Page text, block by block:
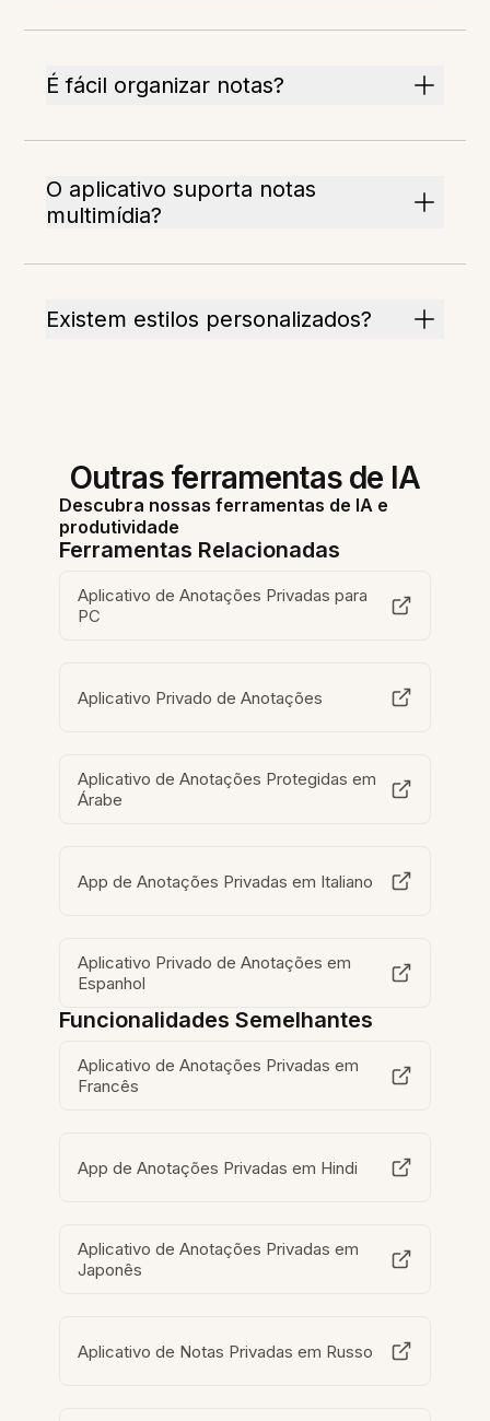
É fácil organizar notas?
O aplicativo suporta notas
multimídia?
Existem estilos personalizados?
Outras ferramentas de IA
Descubra nossas ferramentas de IA e
produtividade
Ferramentas Relacionadas
Aplicativo de Anotações Privadas para
PC
Aplicativo Privado de Anotações
Aplicativo de Anotações Protegidas em
Árabe
App de Anotações Privadas em Italiano
Aplicativo Privado de Anotações em
Espanhol
Funcionalidades Semelhantes
Aplicativo de Anotações Privadas em
Francês
App de Anotações Privadas em Hindi
Aplicativo de Anotações Privadas em
Japonês
Aplicativo de Notas Privadas em Russo